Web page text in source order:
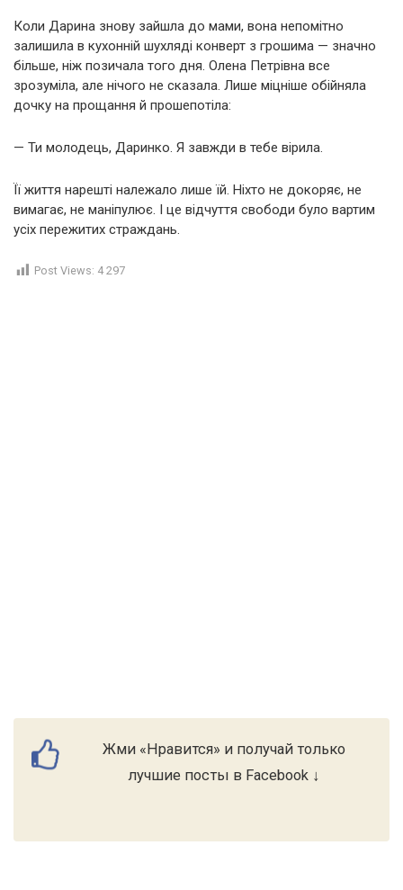
Коли Дарина знову зайшла до мами, вона непомітно
залишила в кухонній шухляді конверт з грошима — значно
більше, ніж позичала того дня. Олена Петрівна все
зрозуміла, але нічого не сказала. Лише міцніше обійняла
дочку на прощання й прошепотіла:
— Ти молодець, Даринко. Я завжди в тебе вірила.
Її життя нарешті належало лише їй. Ніхто не докоряє, не
вимагає, не маніпулює. І це відчуття свободи було вартим
усіх пережитих страждань.
Post Views: 4 297
Жми «Нравится» и получай только
лучшие посты в Facebook ↓